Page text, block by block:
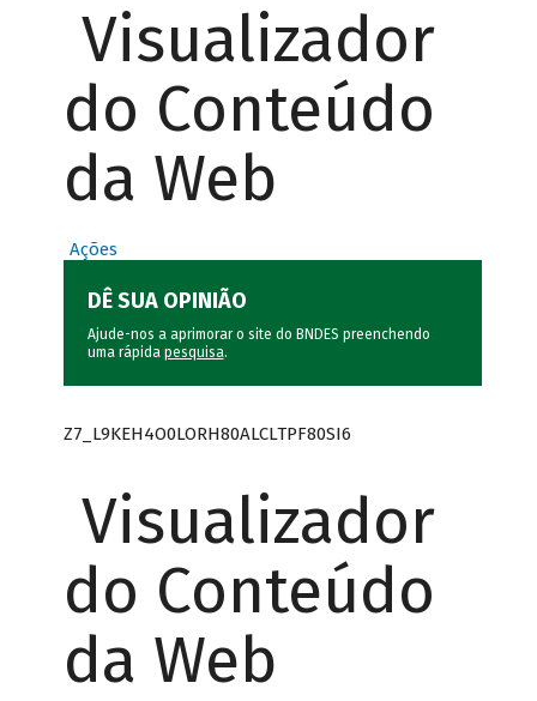
Visualizador
do Conteúdo
da Web
Ações
DÊ SUA OPINIÃO
Ajude-nos a aprimorar o site do BNDES preenchendo
uma rápida pesquisa.
Z7_L9KEH4O0LORH80ALCLTPF80SI6
Visualizador
do Conteúdo
da Web